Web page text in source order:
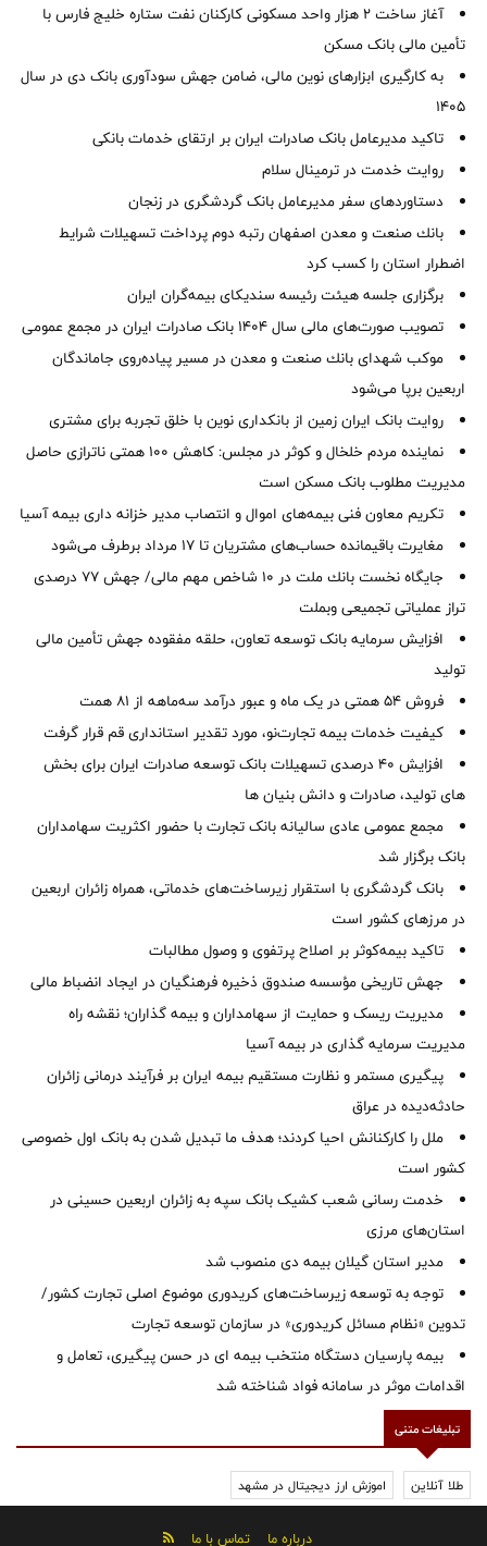
آغاز ساخت ۲ هزار واحد مسکونی کارکنان نفت ستاره خلیج فارس با
تأمین مالی بانک مسکن
به کارگیری ابزارهای نوین مالی، ضامن جهش سودآوری بانک دی در سال
1405
تاکید مدیرعامل بانک صادرات ایران بر ارتقای خدمات بانکی
روایت خدمت در ترمینال سلام
دستاوردهای سفر مدیرعامل بانک گردشگری در زنجان
بانك صنعت و معدن اصفهان رتبه دوم پرداخت تسهیلات شرایط
اضطرار استان را كسب كرد
برگزاری جلسه هیئت رئیسه سندیکای بیمه‌گران ایران
تصویب صورت‌های مالی سال ۱۴۰۴ بانک صادرات ایران در مجمع عمومی
موكب شهدای بانك صنعت و معدن در مسیر پیاده‌روی جاماندگان
اربعین برپا می‌شود
روایت بانک ایران زمین از بانکداری نوین با خلق تجربه برای مشتری
نماینده مردم خلخال و کوثر در مجلس: کاهش ۱۰۰ همتی ناترازی حاصل
مدیریت مطلوب بانک مسکن است
تکریم معاون فنی بیمه‌های اموال و انتصاب مدیر خزانه داری بیمه آسیا
مغایرت‌ باقیمانده حساب‌های مشتریان تا ۱۷ مرداد برطرف می‌شود
جایگاه نخست بانك ملت در 10 شاخص مهم مالی/ جهش 77 درصدی
تراز عملیاتی تجمیعی وبملت
افزایش سرمایه بانک توسعه تعاون، حلقه مفقوده جهش تأمین مالی
تولید
فروش 54 همتی در یک ماه و عبور درآمد سه‌ماهه از 81 همت
کیفیت خدمات بیمه تجارت‌نو، مورد تقدیر استانداری قم قرار گرفت
افزایش 40 درصدی تسهیلات بانک توسعه صادرات ایران برای بخش
های تولید، صادرات و دانش بنیان ها
مجمع عمومی عادی سالیانه بانک تجارت با حضور اکثریت سهامداران
بانک برگزار شد
بانک گردشگری با استقرار زیرساخت‌های خدماتی، همراه زائران اربعین
در مرزهای کشور است
تاکید بیمه‌کوثر بر اصلاح پرتفوی و وصول مطالبات ‌
جهش تاریخی مؤسسه صندوق ذخیره فرهنگیان در ایجاد انضباط مالی
مدیریت ریسک و حمایت از سهامداران و بیمه گذاران؛ نقشه راه
مدیریت سرمایه گذاری در بیمه آسیا
پیگیری مستمر و نظارت مستقیم بیمه ایران بر فرآیند درمانی زائران
حادثه‌دیده در عراق
ملل را کارکنانش احیا کردند؛ هدف ما تبدیل شدن به بانک اول خصوصی
کشور است
خدمت رسانی شعب کشیک بانک سپه به زائران اربعین حسینی در
استان‌‌های مرزی
‌مدیر استان گیلان بیمه دی منصوب شد
توجه به توسعه زیرساخت‌های کریدوری موضوع اصلی تجارت کشور/
تدوین «نظام مسائل کریدوری» در سازمان توسعه تجارت
بیمه پارسیان دستگاه منتخب بیمه ای در حسن پیگیری، تعامل و
اقدامات موثر در سامانه فواد شناخته شد
تبلیغات متنی
طلا آنلاین اموزش ارز دیجیتال در مشهد
درباره ما تماس با ما